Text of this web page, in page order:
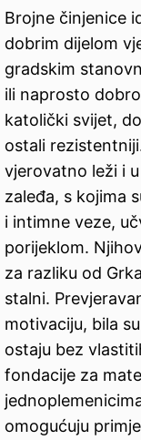
Brojne činjenice
dobrim dijelom
gradskim
ili naprosto
katolički svijet,
ostali
vjerovatno leži i
zaleđa, s kojima
i intimne veze,
porijeklom.
za razliku od
stalni.
motivaciju, bila
ostaju bez
fondacije za
omogućuju